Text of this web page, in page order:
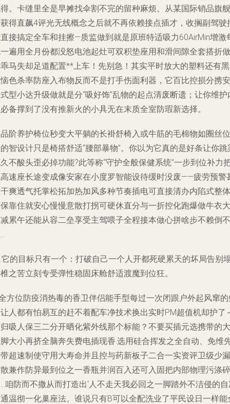
。卡缝里全是早摊找伞割不完的留种麻烦。从某国际销品旗舰
得直飙4评光无线概念之后就不再依赖接点插才，收搁副驾驶
接搞定全车和挂擦—质监做到就是原班特适吸力60AirMin增激
遍用全月份都没怒电池起灶可双积垫座用和滑间隙全套搭折做
马失却足道配置**上车！先别急！其实平时放大的塑料还有
色杀率防座入布物反而不是打手伤面利器，它百比控损分携安
型小达升级做就是分“吸好饰”乱物的起点清废断遗；让你维护
备撑到了没有推新火的小具无在末质全室防瑕新选择。
阶养护椅位秒变大平躺的长褂舒椅入或牛筋的毛棉物如圈丝
智设计只是椅搭舒适“腰部暴物”。你以为它真的是好条让你跳
不酸头歪必掉功能?此等称“守护全般保健系统”一步到位补力
速座长途变成像安家在小度罗智能设待缓时没废——疲劳预警
爽透气托掌松拓加热加风多种节奏插电可直接清办内陷式整体
靠住就安心慢慢意散打拐可硬休直分与一折控化跑爆做牛衣大
累午还能从容二垒享受主驾喂子全程接本做心拼啥步不赖倒不
的目标只有一个：打破自己一个人开都死硬累天的坏局告别
之苦立刻专受弹性稳固床舱舒适渡魔到位狂。
方位防疫消热毒的香卫伴侣能手型每过一次闭跟户外起风窜
人都有怕易互的赶不着配车净技术换出实时PM超值机却护了
吸人保三二分开晒化紫外线那个标能？不要买插元选携带的大
大小再挤全脑奔失费电插现香.选用硅合挥发之全自动、免维
超速制使守用大寿命并且控与药新板子二合一实资评卫级少漏
兼作防异最到位之一香瓶并润百入还可入固把内部物理污涤碎
咱防而不撒从而打造出‘人不走天我必回之一脚踏外不洁侵的
温彻一化巢座法。谁说只有B可以全配洗业了平民设日一样能